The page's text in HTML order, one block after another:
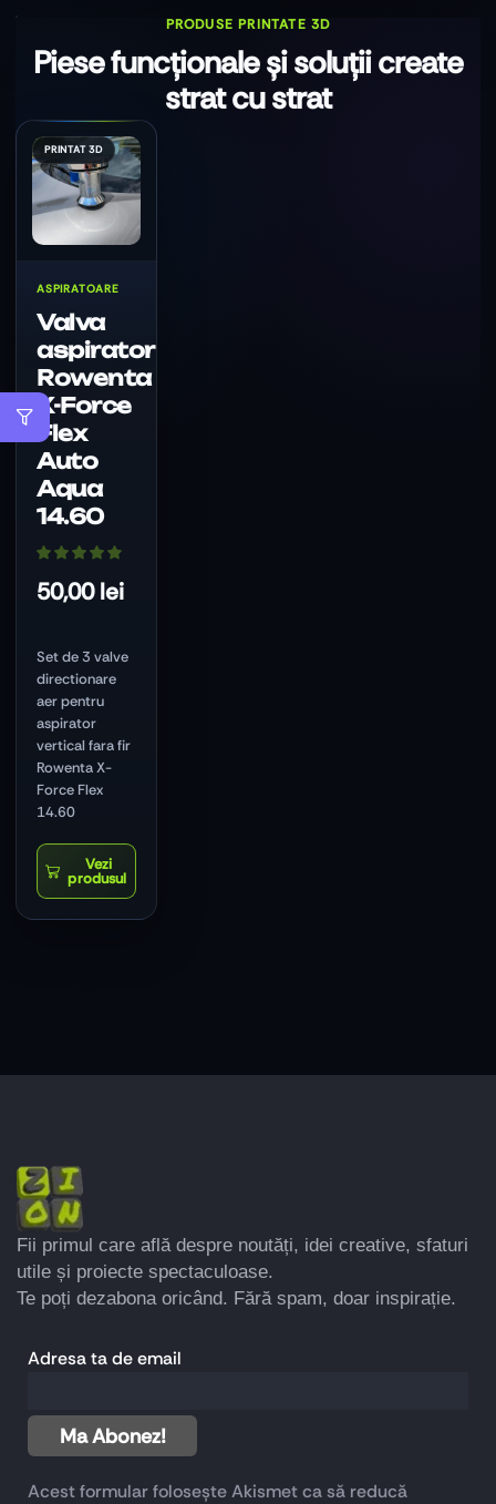
ASPIRATOARE
Valva
aspirator
Rowenta
X-Force
Flex
Auto
Aqua
14.60
50,00lei
Set de 3 valve
directionare
aer pentru
aspirator
vertical fara fir
Rowenta X-
Force Flex
14.60
Fii primul care află despre noutăți, idei creative, sfaturi
utile și proiecte spectaculoase.
Te poți dezabona oricând. Fără spam, doar inspirație.
Adresa ta de email
Acest formular folosește Akismet ca să reducă